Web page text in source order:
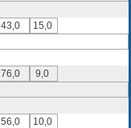
15,0
9,0
10,0